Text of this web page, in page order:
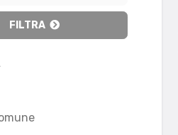
FILTRA